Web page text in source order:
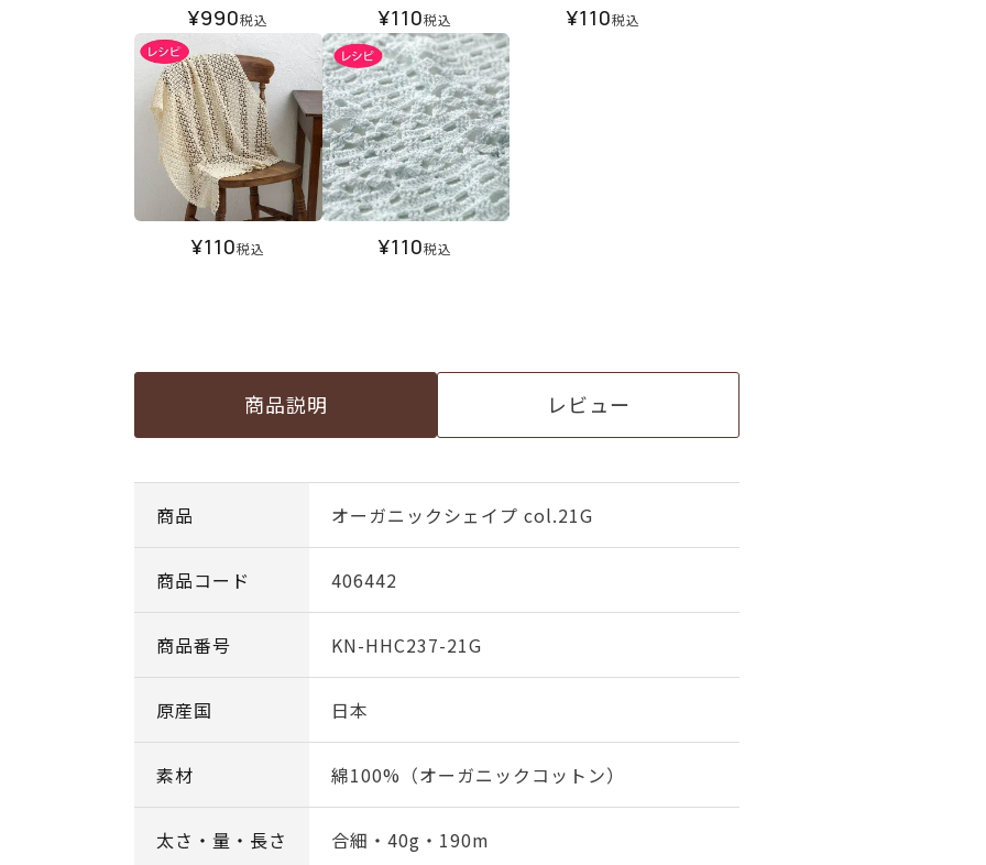
¥990税込 ¥110税込 ¥110税込
¥110税込 ¥110税込
商品説明 レビュー
商品 オーガニックシェイプ col.21G
商品コード 406442
商品番号 KN-HHC237-21G
原産国 日本
素材 綿100%（オーガニックコットン）
太さ・量・長さ 合細・40g・190m